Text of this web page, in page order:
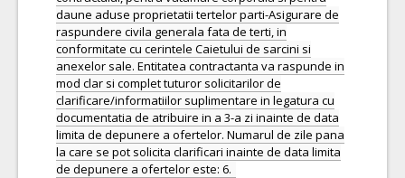
daune aduse proprietatii tertelor parti-Asigurare de
raspundere civila generala fata de terti, in
conformitate cu cerintele Caietului de sarcini si
anexelor sale. Entitatea contractanta va raspunde in
mod clar si complet tuturor solicitarilor de
clarificare/informatiilor suplimentare in legatura cu
documentatia de atribuire in a 3-a zi inainte de data
limita de depunere a ofertelor. Numarul de zile pana
la care se pot solicita clarificari inainte de data limita
de depunere a ofertelor este: 6.